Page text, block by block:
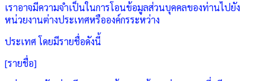
เราอาจมีความจำเป็นในการโอนข้อมูลส่วนบุคคลของท่านไปยัง
หน่วยงานต่างประเทศหรือองค์กรระหว่าง
ประเทศ โดยมีรายชื่อดังนี้
[รายชื่อ]